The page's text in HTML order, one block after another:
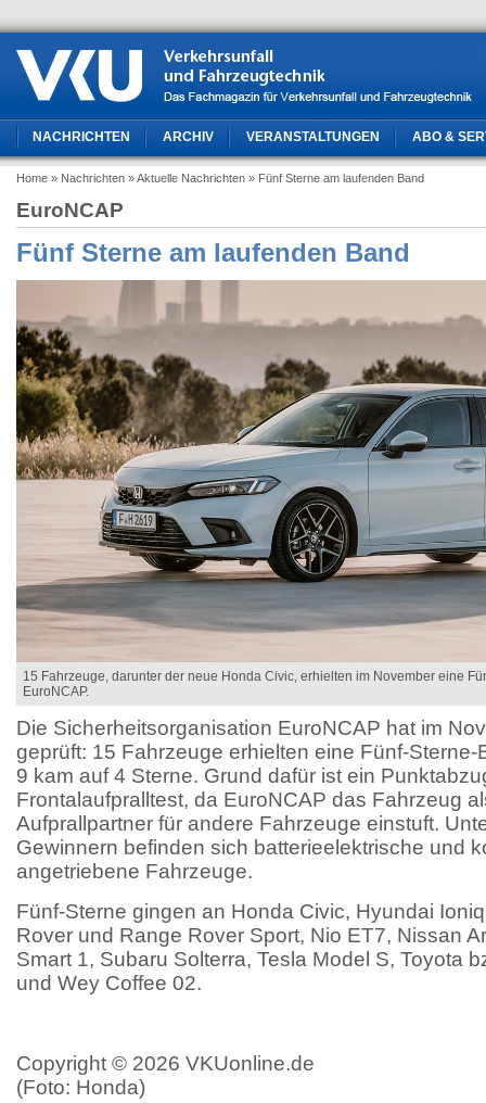
NACHRICHTEN ARCHIV VERANSTALTUNGEN ABO &
Home » Nachrichten » Aktuelle Nachrichten » Fünf Sterne am laufenden Band
EuroNCAP
Fünf Sterne am laufenden Band
15 Fahrzeuge, darunter der neue Honda Civic, erhielten im November eine
EuroNCAP.
Die Sicherheitsorganisation EuroNCAP hat im
geprüft: 15 Fahrzeuge erhielten eine Fünf-Sterne-
9 kam auf 4 Sterne. Grund dafür ist ein
Frontalaufpralltest, da EuroNCAP das Fahrzeug
Aufprallpartner für andere Fahrzeuge einstuft.
Gewinnern befinden sich batterieelektrische und
angetriebene Fahrzeuge.
Fünf-Sterne gingen an Honda Civic, Hyundai
Rover und Range Rover Sport, Nio ET7, Nissan
Smart 1, Subaru Solterra, Tesla Model S, Toyota
und Wey Coffee 02.
Copyright © 2026 VKUonline.de
(Foto: Honda)